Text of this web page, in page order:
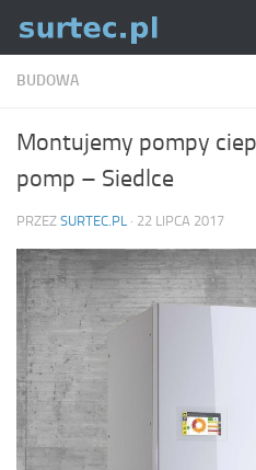
Skip to content
BUDOWA
Montujemy pompy
pomp – Siedlce
PRZEZ SURTEC.PL · 22 LIPCA 2017